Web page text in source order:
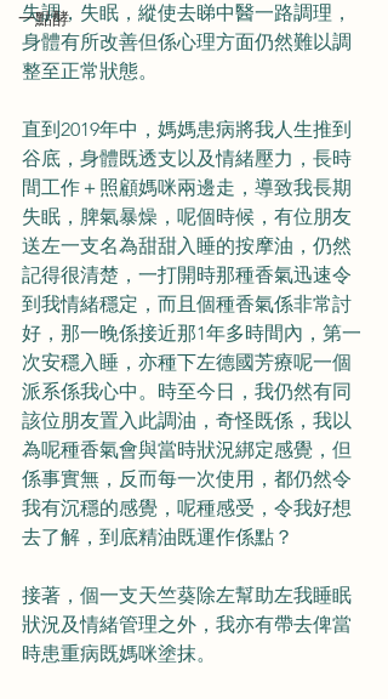
一點酵
失調，失眠，縱使去睇中醫一路調理，
身體有所改善但係心理方面仍然難以調
整至正常狀態。
直到2019年中，媽媽患病將我人生推到
谷底，身體既透支以及情緒壓力，長時
間工作＋照顧媽咪兩邊走，導致我長期
失眠，脾氣暴燥，呢個時候，有位朋友
送左一支名為甜甜入睡的按摩油，仍然
記得很清楚，一打開時那種香氣迅速令
到我情緒穩定，而且個種香氣係非常討
好，那一晚係接近那1年多時間內，第一
次安穩入睡，亦種下左德國芳療呢一個
派系係我心中。時至今日，我仍然有同
該位朋友置入此調油，奇怪既係，我以
為呢種香氣會與當時狀況綁定感覺，但
係事實無，反而每一次使用，都仍然令
我有沉穩的感覺，呢種感受，令我好想
去了解，到底精油既運作係點？
接著，個一支天竺葵除左幫助左我睡眠
狀況及情緒管理之外，我亦有帶去俾當
時患重病既媽咪塗抹。